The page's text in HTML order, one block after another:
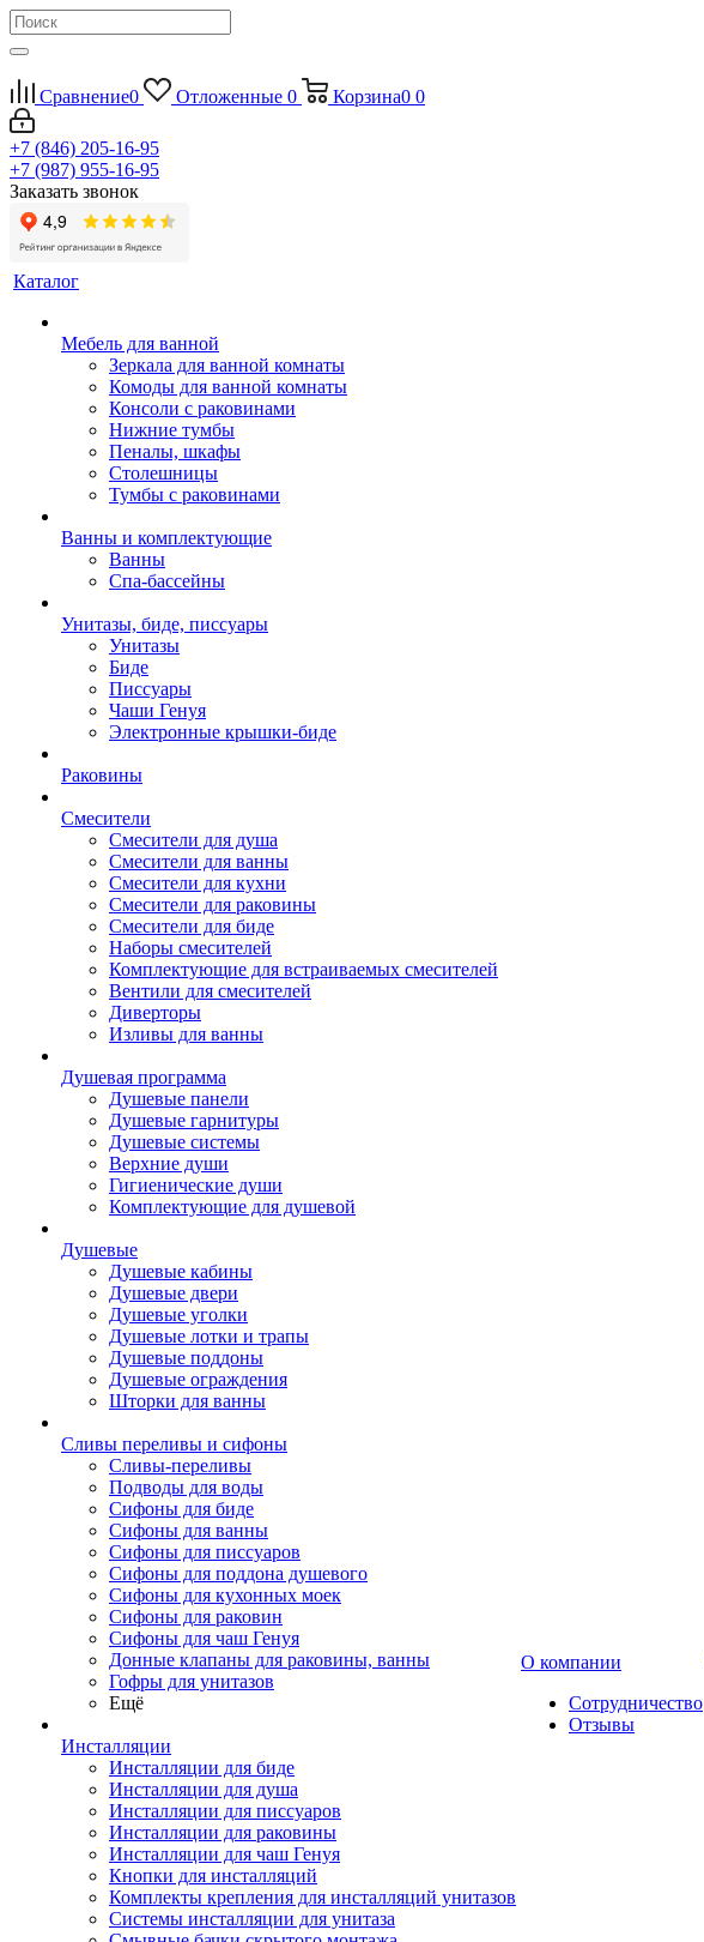
Сравнение0 Отложенные 0 Корзина0 0
+7 (846) 205-16-95
+7 (987) 955-16-95
Заказать звонок
Каталог
Мебель для ванной
Зеркала для ванной комнаты
Комоды для ванной комнаты
Консоли с раковинами
Нижние тумбы
Пеналы, шкафы
Столешницы
Тумбы с раковинами
Ванны и комплектующие
Ванны
Спа-бассейны
Унитазы, биде, писсуары
Унитазы
Биде
Писсуары
Чаши Генуя
Электронные крышки-биде
Раковины
Смесители
Смесители для душа
Смесители для ванны
Смесители для кухни
Смесители для раковины
Смесители для биде
Наборы смесителей
Комплектующие для встраиваемых смесителей
Вентили для смесителей
Диверторы
Изливы для ванны
Душевая программа
Душевые панели
Душевые гарнитуры
Душевые системы
Верхние души
Гигиенические души
Комплектующие для душевой
Душевые
Душевые кабины
Душевые двери
Душевые уголки
Душевые лотки и трапы
Душевые поддоны
Душевые ограждения
Шторки для ванны
Сливы переливы и сифоны
Сливы-переливы
Подводы для воды
Сифоны для биде
Сифоны для ванны
Сифоны для писсуаров
Сифоны для поддона душевого
Сифоны для кухонных моек
Сифоны для раковин
Сифоны для чаш Генуя
Донные клапаны для раковины, ванны
Гофры для унитазов
Ещё
Инсталляции
Инсталляции для биде
Инсталляции для душа
Инсталляции для писсуаров
Инсталляции для раковины
Инсталляции для чаш Генуя
Кнопки для инсталляций
Комплекты крепления для инсталляций унитазов
Системы инсталляции для унитаза
О компании
Сотрудничество
Отзывы